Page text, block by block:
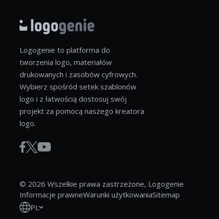
Logogenie to platforma do
tworzenia logo, materiałów
drukowanych i zasobów cyfrowych.
Wybierz spośród setek szablonów
logo i z łatwością dostosuj swój
projekt za pomocą naszego kreatora
logo.
© 2026 Wszelkie prawa zastrzeżone, Logogenie
Informacje prawneWarunki użytkowaniaSitemap
PL